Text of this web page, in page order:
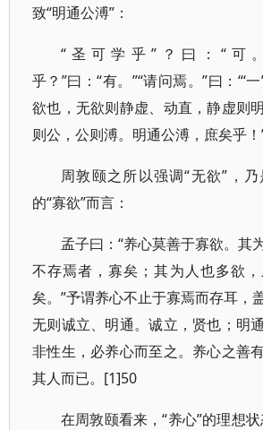
致“明通公溥”：
“圣可学乎”？曰：“可
乎？”曰：“有。”“请问焉。”曰：“‘
欲也，无欲则静虚、动直，静虚则
则公，公则溥。明通公溥，庶矣乎
周敦颐之所以强调“无欲”，
的“寡欲”而言：
孟子曰：“养心莫善于寡欲。其
不存焉者，寡矣；其为人也多欲
矣。”予谓养心不止于寡焉而存耳，
无则诚立、明通。诚立，贤也；明
非性生，必养心而至之。养心之善
其人而已。[1]50
在周敦颐看来，“养心”的理想